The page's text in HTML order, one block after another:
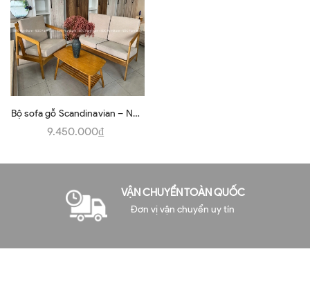
Bộ sofa gỗ Scandinavian – Nhẹ
nhàng, tinh tế cho không gian
9.450.000₫
VẬN CHUYỂN TOÀN QUỐC
Đơn vị vận chuyển uy tín